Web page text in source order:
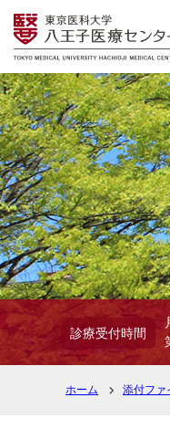
診療受付時間
ホーム 添付ファ